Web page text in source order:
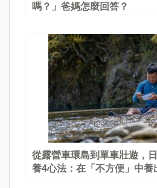
嗎？」爸媽怎麼回答？
從露營車環島到單車壯遊，
養4心法：在「不方便」中